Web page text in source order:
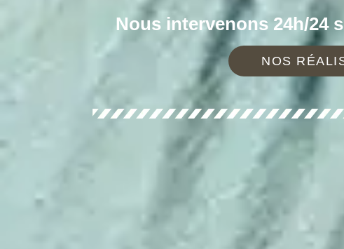
Nous intervenons 24h/24
NOS